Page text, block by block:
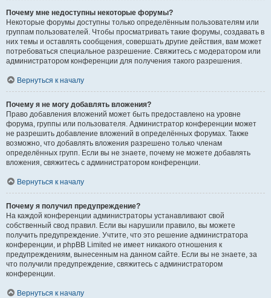
Почему мне недоступны некоторые форумы?
Некоторые форумы доступны только определённым пользователям или
группам пользователей. Чтобы просматривать такие форумы, создавать в
них темы и оставлять сообщения, совершать другие действия, вам может
потребоваться специальное разрешение. Свяжитесь с модератором или
администратором конференции для получения такого разрешения.
Вернуться к началу
Почему я не могу добавлять вложения?
Право добавления вложений может быть предоставлено на уровне
форума, группы или пользователя. Администратор конференции может
не разрешить добавление вложений в определённых форумах. Также
возможно, что добавлять вложения разрешено только членам
определённых групп. Если вы не знаете, почему не можете добавлять
вложения, свяжитесь с администратором конференции.
Вернуться к началу
Почему я получил предупреждение?
На каждой конференции администраторы устанавливают свой
собственный свод правил. Если вы нарушили правило, вы можете
получить предупреждение. Учтите, что это решение администратора
конференции, и phpBB Limited не имеет никакого отношения к
предупреждениям, вынесенным на данном сайте. Если вы не знаете, за
что получили предупреждение, свяжитесь с администратором
конференции.
Вернуться к началу